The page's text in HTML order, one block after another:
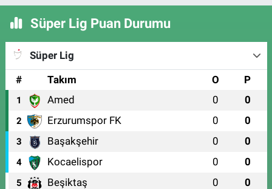
Süper Lig Puan Durumu
Süper Lig
#
Takım O P
1 Amed 0 0
2 Erzurumspor FK 0 0
3 Başakşehir 0 0
4 Kocaelispor 0 0
5 Beşiktaş 0 0